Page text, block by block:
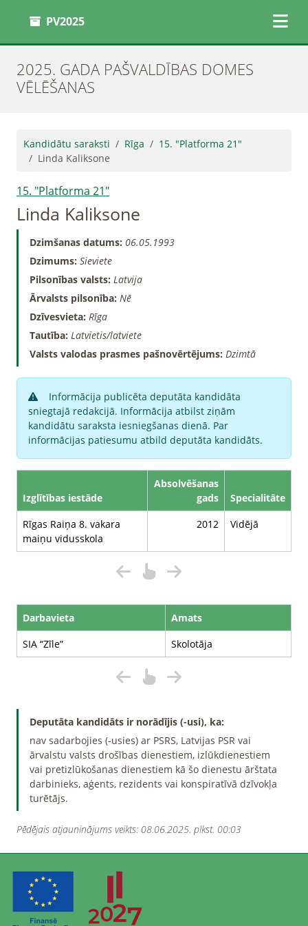
PV2025
2025. GADA PAŠVALDĪBAS DOMES
VĒLĒŠANAS
Kandidātu saraksti Rīga
15. "Platforma 21"
Linda Kaliksone
15. "Platforma 21"
Linda Kaliksone
Dzimšanas datums: 06.05.1993
Dzimums: Sieviete
Pilsonības valsts: Latvija
Ārvalsts pilsonība: Nē
Dzīvesvieta: Rīga
Tautība: Latvietis/latviete
Valsts valodas prasmes pašnovērtējums: Dzimtā
Informācija publicēta deputāta kandidāta
sniegtajā redakcijā. Informācija atbilst ziņām
kandidātu saraksta iesniegšanas dienā. Par
informācijas patiesumu atbild deputāta kandidāts.
Izglītības iestāde
Absolvēšanas
gads
Specialitāte
Rīgas Raiņa 8. vakara
maiņu vidusskola
2012 Vidējā
Darbavieta
Amats
SIA “Zīle”
Skolotāja
Deputāta kandidāts ir norādījis (-usi), ka:
nav sadarbojies (-usies) ar PSRS, Latvijas PSR vai
ārvalstu valsts drošības dienestiem, izlūkdienestiem
vai pretizlūkošanas dienestiem kā šo dienestu ārštata
darbinieks, aģents, rezidents vai konspiratīvā dzīvokļa
turētājs.
Pēdējais atjauninājums veikts: 08.06.2025. plkst. 00:03